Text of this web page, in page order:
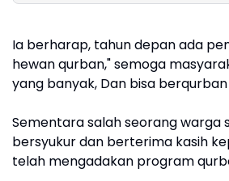
Ia berharap, tahun depan ada
hewan qurban," semoga
yang banyak, Dan bisa
Sementara salah seorang warga
bersyukur dan berterima kasih
telah mengadakan program